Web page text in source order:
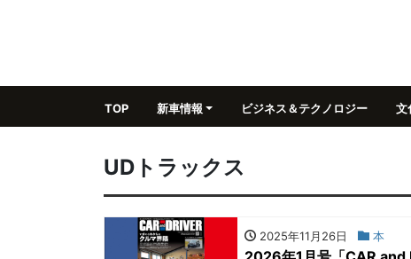
TOP 新車情報 ビジネス＆テクノロジー 文
UDトラックス
2025年11月26日 本